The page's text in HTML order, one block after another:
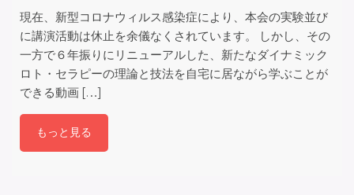
現在、新型コロナウィルス感染症により、本会の実験並び
に講演活動は休止を余儀なくされています。 しかし、その
一方で６年振りにリニューアルした、新たなダイナミック
ロト・セラピーの理論と技法を自宅に居ながら学ぶことが
できる動画 […]
もっと見る